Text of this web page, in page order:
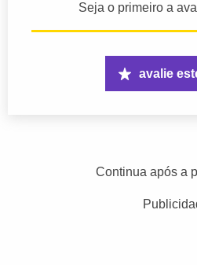
Seja o primeiro a
avalie
Continua após a